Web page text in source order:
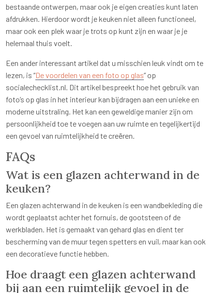
bestaande ontwerpen, maar ook je eigen creaties kunt laten
afdrukken. Hierdoor wordt je keuken niet alleen functioneel,
maar ook een plek waar je trots op kunt zijn en waar je je
helemaal thuis voelt.
Een ander interessant artikel dat u misschien leuk vindt om te
lezen, is “De voordelen van een foto op glas” op
socialechecklist.nl. Dit artikel bespreekt hoe het gebruik van
foto’s op glas in het interieur kan bijdragen aan een unieke en
moderne uitstraling. Het kan een geweldige manier zijn om
persoonlijkheid toe te voegen aan uw ruimte en tegelijkertijd
een gevoel van ruimtelijkheid te creëren.
FAQs
Wat is een glazen achterwand in de
keuken?
Een glazen achterwand in de keuken is een wandbekleding die
wordt geplaatst achter het fornuis, de gootsteen of de
werkbladen. Het is gemaakt van gehard glas en dient ter
bescherming van de muur tegen spetters en vuil, maar kan ook
een decoratieve functie hebben.
Hoe draagt een glazen achterwand
bij aan een ruimtelijk gevoel in de